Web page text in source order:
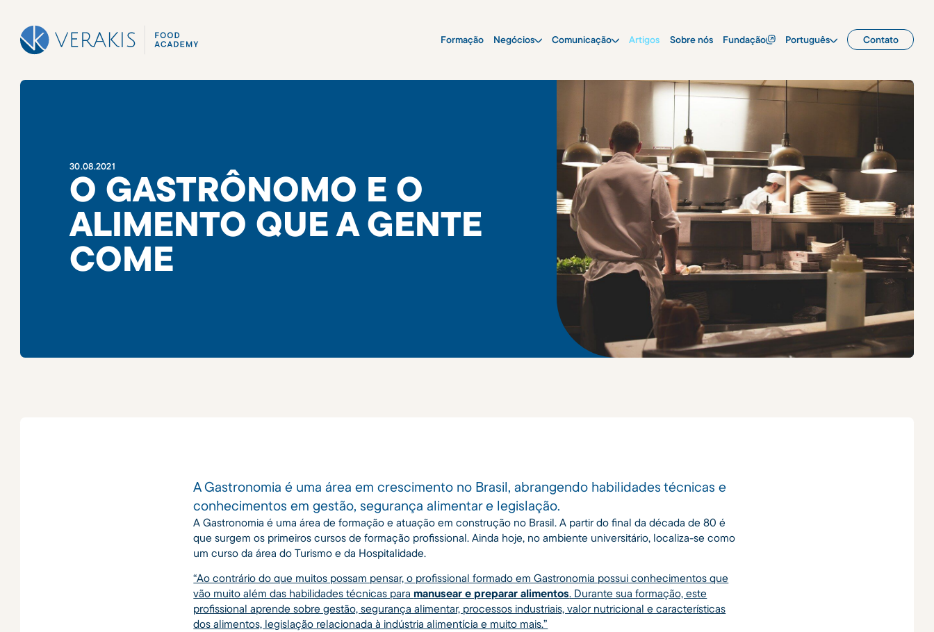
Formação Negócios Comunicação Artigos Sobre nós Fundação Português Contato
30.08.2021
O GASTRÔNOMO E O
ALIMENTO QUE A GENTE
COME
A Gastronomia é uma área em crescimento no Brasil, abrangendo habilidades técnicas e
conhecimentos em gestão, segurança alimentar e legislação.
A Gastronomia é uma área de formação e atuação em construção no Brasil. A partir do final da década de 80 é
que surgem os primeiros cursos de formação profissional. Ainda hoje, no ambiente universitário, localiza-se como
um curso da área do Turismo e da Hospitalidade.
“Ao contrário do que muitos possam pensar, o profissional formado em Gastronomia possui conhecimentos que
vão muito além das habilidades técnicas para manusear e preparar alimentos. Durante sua formação, este
profissional aprende sobre gestão, segurança alimentar, processos industriais, valor nutricional e características
dos alimentos, legislação relacionada à indústria alimentícia e muito mais.”